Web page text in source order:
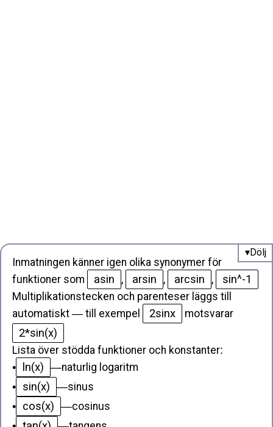
Inmatningen känner igen olika synonymer för
funktioner som
asin , arsin , arcsin , sin^-1
Multiplikationstecken och parenteser läggs till
automatiskt — till exempel
2sinx motsvarar
2*sin(x)
Lista över stödda funktioner och konstanter:
•
ln(x) —naturlig logaritm
•
sin(x) —sinus
•
cos(x) —cosinus